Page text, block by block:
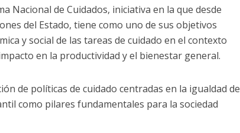
Nacional de Cuidados, iniciativa en la que desde
del Estado, tiene como uno de sus objetivos
y social de las tareas de cuidado en el contexto
en la productividad y el bienestar general.
de políticas de cuidado centradas en la igualdad de
como pilares fundamentales para la sociedad